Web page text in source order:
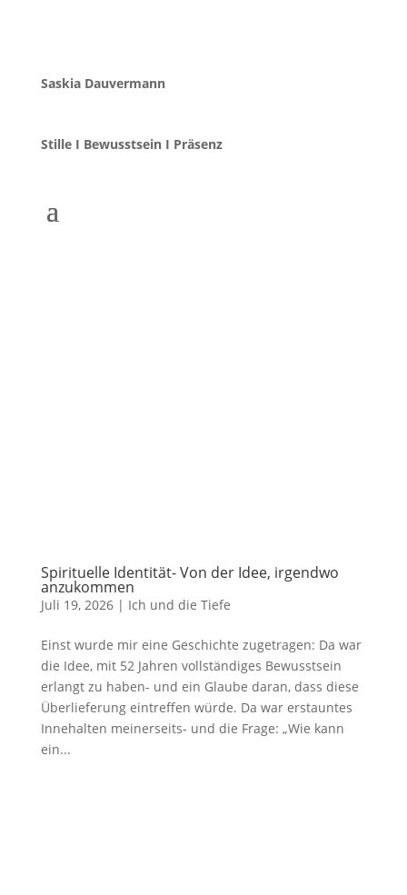
Saskia Dauvermann
Stille I Bewusstsein I Präsenz
Spirituelle Identität- Von der Idee, irgendwo
anzukommen
Juli 19, 2026| Ich und die Tiefe
Einst wurde mir eine Geschichte zugetragen: Da war
die Idee, mit 52 Jahren vollständiges Bewusstsein
erlangt zu haben- und ein Glaube daran, dass diese
Überlieferung eintreffen würde. Da war erstauntes
Innehalten meinerseits- und die Frage: „Wie kann
ein...